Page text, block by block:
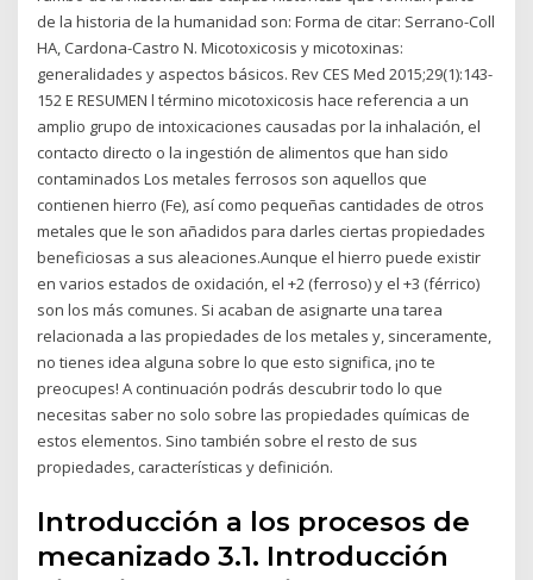
de la historia de la humanidad son: Forma de citar: Serrano-Coll
HA, Cardona-Castro N. Micotoxicosis y micotoxinas:
generalidades y aspectos básicos. Rev CES Med 2015;29(1):143-
152 E RESUMEN l término micotoxicosis hace referencia a un
amplio grupo de intoxicaciones causadas por la inhalación, el
contacto directo o la ingestión de alimentos que han sido
contaminados Los metales ferrosos son aquellos que
contienen hierro (Fe), así como pequeñas cantidades de otros
metales que le son añadidos para darles ciertas propiedades
beneficiosas a sus aleaciones.Aunque el hierro puede existir
en varios estados de oxidación, el +2 (ferroso) y el +3 (férrico)
son los más comunes. Si acaban de asignarte una tarea
relacionada a las propiedades de los metales y, sinceramente,
no tienes idea alguna sobre lo que esto significa, ¡no te
preocupes! A continuación podrás descubrir todo lo que
necesitas saber no solo sobre las propiedades químicas de
estos elementos. Sino también sobre el resto de sus
propiedades, características y definición.
Introducción a los procesos de
mecanizado 3.1. Introducción